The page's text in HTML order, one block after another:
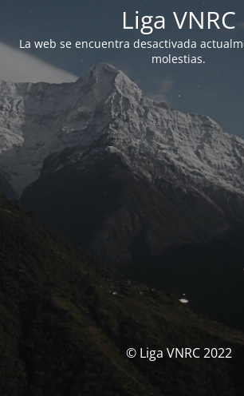
Liga VNRC
La web se encuentra desactivada
molestias.
© Liga VNRC 2022